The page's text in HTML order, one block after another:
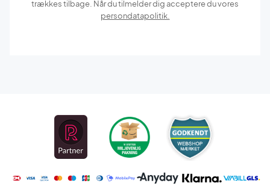
trækkes tilbage. Når du tilmelder dig acceptere du vores
persondatapolitik.